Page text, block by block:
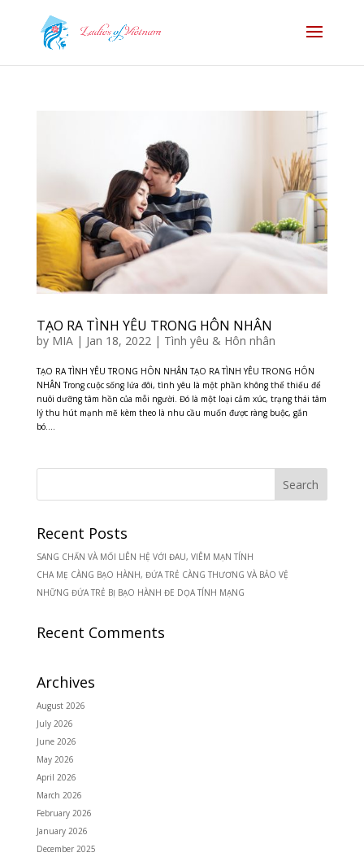
TẠO RA TÌNH YÊU TRONG HÔN NHÂN
by MIA| Jan 18, 2022| Tình yêu & Hôn nhân
TẠO RA TÌNH YÊU TRONG HÔN NHÂN TẠO RA TÌNH YÊU TRONG HÔN
NHÂN Trong cuộc sống lứa đôi, tình yêu là một phần không thể thiếu để
nuôi dưỡng tâm hồn của mỗi người. Đó là một loại cảm xúc, trạng thái tâm
lý thu hút mạnh mẽ kèm theo là nhu cầu muốn được ràng buộc, gắn
bó....
Recent Posts
SANG CHẤN VÀ MỐI LIÊN HỆ VỚI ĐAU, VIÊM MẠN TÍNH
CHA MẸ CÀNG BẠO HÀNH, ĐỨA TRẺ CÀNG THƯƠNG VÀ BẢO VỆ
NHỮNG ĐỨA TRẺ BỊ BẠO HÀNH ĐE DỌA TÍNH MẠNG
Recent Comments
Archives
August 2026
July 2026
June 2026
May 2026
April 2026
March 2026
February 2026
January 2026
December 2025